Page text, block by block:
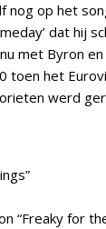
nog op het
dat hij
met Byron en
toen het
werd
“Freaky for